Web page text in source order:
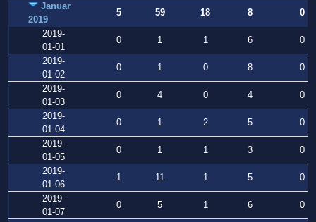
Januar
2019
5 59 18 8
0
2019-
01-01
0 1 1 6
0
2019-
01-02
0 1 0 8
0
2019-
01-03
0 4 0 4
0
2019-
01-04
0 1 2 5
0
2019-
01-05
0 1 1 3
0
2019-
01-06
1 11 1 5
0
2019-
01-07
0 5 1 6
0